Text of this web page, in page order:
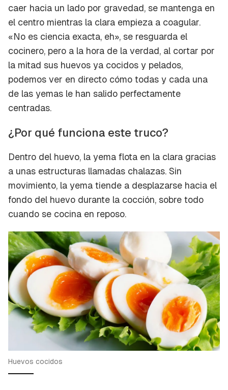
caer hacia un lado por gravedad, se mantenga en
el centro mientras la clara empieza a coagular.
«No es ciencia exacta, eh», se resguarda el
cocinero, pero a la hora de la verdad, al cortar por
la mitad sus huevos ya cocidos y pelados,
podemos ver en directo cómo todas y cada una
de las yemas le han salido perfectamente
centradas.
¿Por qué funciona este truco?
Dentro del huevo, la yema flota en la clara gracias
a unas estructuras llamadas chalazas. Sin
movimiento, la yema tiende a desplazarse hacia el
fondo del huevo durante la cocción, sobre todo
cuando se cocina en reposo.
Huevos cocidos